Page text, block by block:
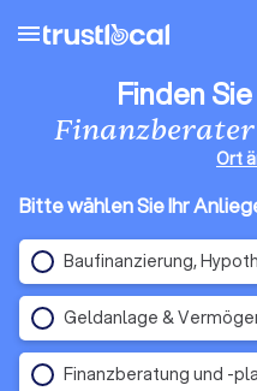
menu
Finden
Finanzberater
Ort
Bitte wählen Sie Ihr
Baufinanzierung,
Geldanlage &
Finanzberatung und -